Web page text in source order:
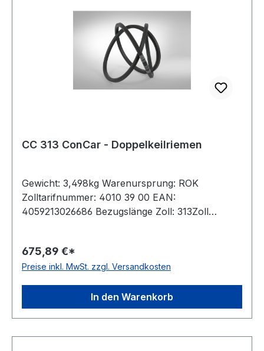
CC 313 ConCar - Doppelkeilriemen
Gewicht: 3,498kg Warenursprung: ROK
Zolltarifnummer: 4010 39 00 EAN:
4059213026686 Bezugslänge Zoll: 313Zoll
ummantelt antistatisch: ja Norm: DIN 7722
Breite: 22mm Höhe: 17mm Material: Neoprene
675,89 €*
Preise inkl. MwSt. zzgl. Versandkosten
In den Warenkorb